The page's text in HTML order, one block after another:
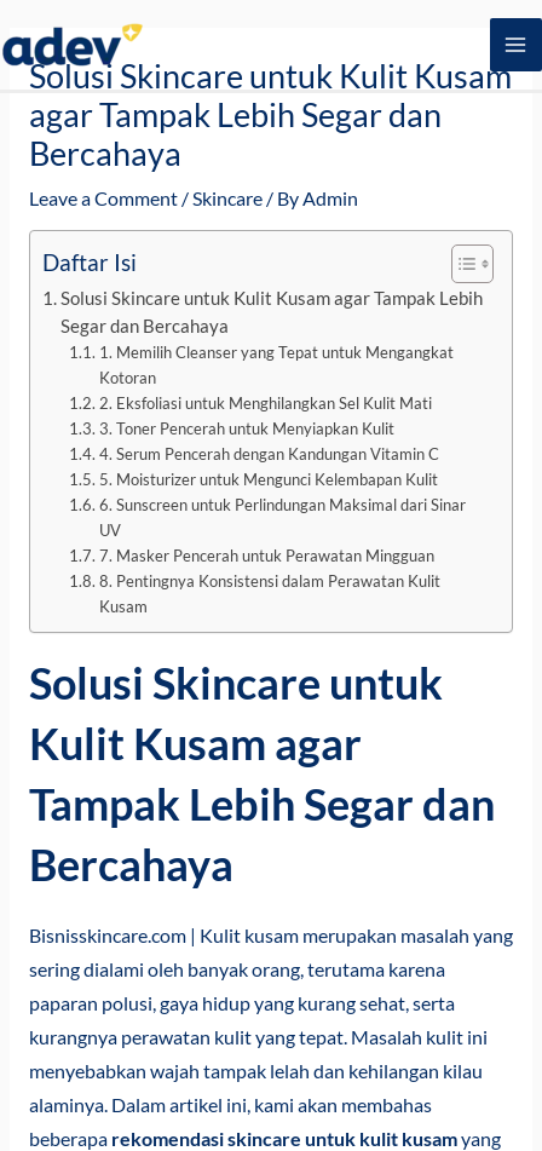
to
content
Solusi Skincare untuk Kulit Kusam
agar Tampak Lebih Segar dan
Bercahaya
Leave a Comment / Skincare/ By Admin
Daftar Isi
Solusi Skincare untuk Kulit Kusam agar Tampak Lebih
Segar dan Bercahaya
1. Memilih Cleanser yang Tepat untuk Mengangkat
Kotoran
2. Eksfoliasi untuk Menghilangkan Sel Kulit Mati
3. Toner Pencerah untuk Menyiapkan Kulit
4. Serum Pencerah dengan Kandungan Vitamin C
5. Moisturizer untuk Mengunci Kelembapan Kulit
6. Sunscreen untuk Perlindungan Maksimal dari Sinar
UV
7. Masker Pencerah untuk Perawatan Mingguan
8. Pentingnya Konsistensi dalam Perawatan Kulit
Kusam
Solusi Skincare untuk
Kulit Kusam agar
Tampak Lebih Segar dan
Bercahaya
Bisnisskincare.com| Kulit kusam merupakan masalah yang
sering dialami oleh banyak orang, terutama karena
paparan polusi, gaya hidup yang kurang sehat, serta
kurangnya perawatan kulit yang tepat. Masalah kulit ini
menyebabkan wajah tampak lelah dan kehilangan kilau
alaminya. Dalam artikel ini, kami akan membahas
beberapa rekomendasi skincare untuk kulit kusamyang
navigation